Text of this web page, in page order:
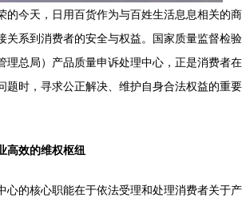
的今天，日用百货作为与百姓生活息息相关的商
关系到消费者的安全与权益。国家质量监督检验
理总局）产品质量申诉处理中心，正是消费者在
题时，寻求公正解决、维护自身合法权益的重要
高效的维权枢纽
心的核心职能在于依法受理和处理消费者关于产